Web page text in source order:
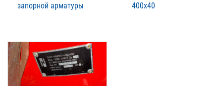
запорной арматуры
400х40